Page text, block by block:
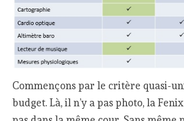
Commençons par le critère quasi-
budget. Là, il n’y a pas photo, la